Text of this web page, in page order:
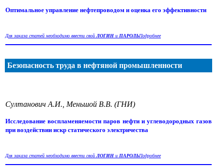
Оптимальное управление нефтепроводом и оценка его эффективности
Для заказа статей необходимо ввести свойЛОГИН и ПАРОЛЬПодробнее
Безопасность труда в нефтяной промышленности
Султанович А.И., Меньшой В.В. (ГНИ)
Исследование воспламеняемости паров нефти и углеводородных газов
при воздействии искр статического электричества
Для заказа статей необходимо ввести свойЛОГИН и ПАРОЛЬПодробнее